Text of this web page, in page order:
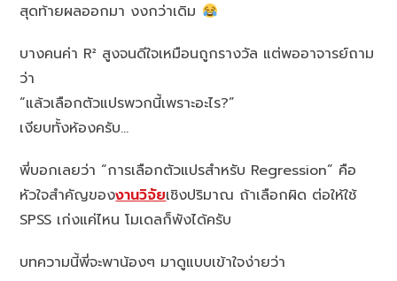
สุดท้ายผลออกมา งงกว่าเดิม
บางคนค่า R² สูงจนดีใจเหมือนถูกรางวัล แต่พออาจารย์ถาม
ว่า
“แล้วเลือกตัวแปรพวกนี้เพราะอะไร?”
เงียบทั้งห้องครับ…
พี่บอกเลยว่า “การเลือกตัวแปรสำหรับ Regression” คือ
หัวใจสำคัญของงานวิจัยเชิงปริมาณ ถ้าเลือกผิด ต่อให้ใช้
SPSS เก่งแค่ไหน โมเดลก็พังได้ครับ
บทความนี้พี่จะพาน้องๆ มาดูแบบเข้าใจง่ายว่า